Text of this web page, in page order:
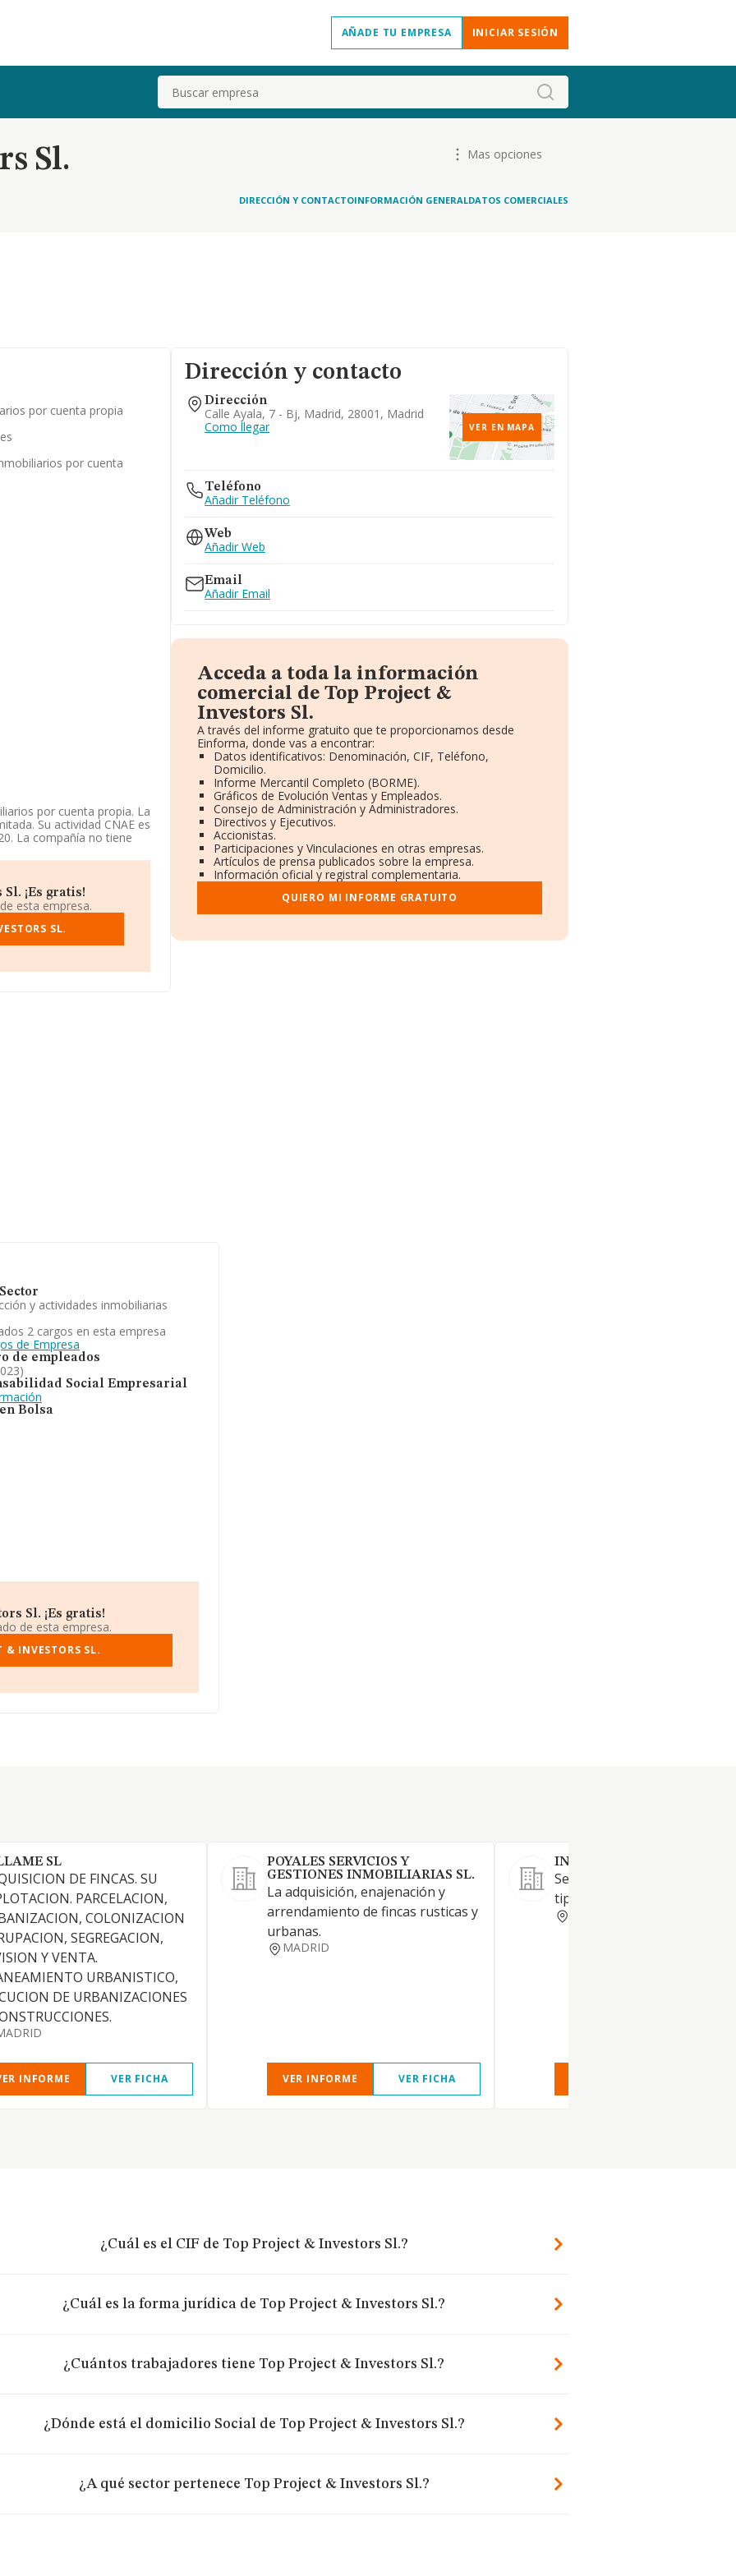
AÑADE TU EMPRESA INICIAR SESIÓN
Buscar
Sl. Mas opciones
DIRECCIÓN Y CONTACTOINFORMACIÓN GENERALDATOS COMERCIALES
por cuenta propia
por cuenta
por cuenta propia. La
Su actividad CNAE es
La compañía no tiene
de Madrid,
pertenecientes al sector,
y la media entre todas las
empresas, cuyas ventas
¡Es gratis!
esta empresa.
SL.
Dirección y contacto
Dirección
Calle Ayala, 7 - Bj, Madrid, 28001, Madrid
Como llegar
VER EN MAPA
Teléfono
Añadir Teléfono
Web
Añadir Web
Email
Añadir Email
Acceda a toda la información
comercial de Top Project &
Investors Sl.
A través del informe gratuito que te proporcionamos desde
Einforma, donde vas a encontrar:
Datos identificativos: Denominación, CIF, Teléfono,
Domicilio.
Informe Mercantil Completo (BORME).
Gráficos de Evolución Ventas y Empleados.
Consejo de Administración y Administradores.
Directivos y Ejecutivos.
Accionistas.
Participaciones y Vinculaciones en otras empresas.
Artículos de prensa publicados sobre la empresa.
Información oficial y registral complementaria.
QUIERO MI INFORME GRATUITO
y actividades inmobiliarias
2 cargos en esta empresa
de Empresa
de empleados
Social Empresarial
Bolsa
Sl. ¡Es gratis!
de esta empresa.
& INVESTORS SL.
SL
DE FINCAS. SU
PARCELACION,
COLONIZACION
SEGREGACION,
Y VENTA.
URBANISTICO,
DE URBANIZACIONES
INFORME VER FICHA
POYALES SERVICIOS Y
GESTIONES INMOBILIARIAS SL.
La adquisición, enajenación y
arrendamiento de fincas rusticas y
urbanas.
MADRID
VER INFORME VER FICHA
INURBI SL
Servicios inmobiliarios de
tipo.
¿Cuál es el CIF de Top Project & Investors Sl.?
¿Cuál es la forma jurídica de Top Project & Investors Sl.?
¿Cuántos trabajadores tiene Top Project & Investors Sl.?
¿Dónde está el domicilio Social de Top Project & Investors Sl.?
¿A qué sector pertenece Top Project & Investors Sl.?